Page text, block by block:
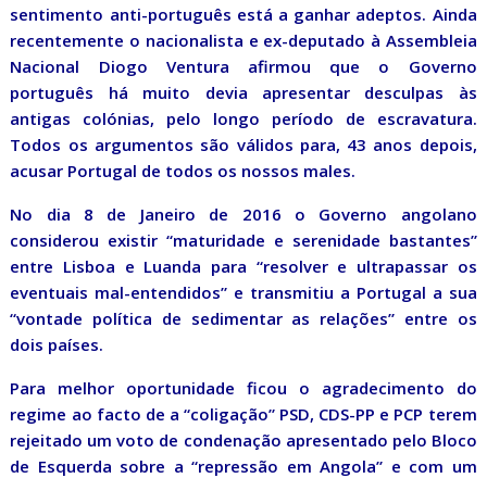
sentimento anti-português está a ganhar adeptos. Ainda
recentemente o nacionalista e ex-deputado à Assembleia
Nacional Diogo Ventura afirmou que o Governo
português há muito devia apresentar desculpas às
antigas colónias, pelo longo período de escravatura.
Todos os argumentos são válidos para, 43 anos depois,
acusar Portugal de todos os nossos males.
No dia 8 de Janeiro de 2016 o Governo angolano
considerou existir “maturidade e serenidade bastantes”
entre Lisboa e Luanda para “resolver e ultrapassar os
eventuais mal-entendidos” e transmitiu a Portugal a sua
“vontade política de sedimentar as relações” entre os
dois países.
Para melhor oportunidade ficou o agradecimento do
regime ao facto de a “coligação” PSD, CDS-PP e PCP terem
rejeitado um voto de condenação apresentado pelo Bloco
de Esquerda sobre a “repressão em Angola” e com um